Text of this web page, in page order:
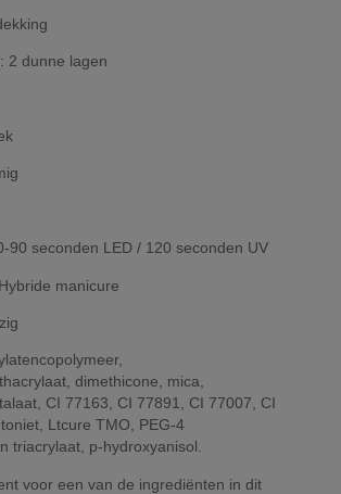
2 dunne lagen
90 seconden LED / 120 seconden UV
manicure
dimethicone, mica,
CI 77163, CI 77891, CI 77007, CI
Ltcure TMO, PEG-4
triacrylaat, p-hydroxyanisol.
voor een van de ingrediënten in dit